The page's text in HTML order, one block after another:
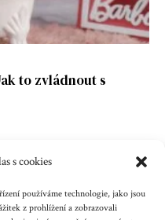
s cookies
používáme technologie, jako jsou
z prohlížení a zobrazovali
to zvládnout s
Ochrana údajů